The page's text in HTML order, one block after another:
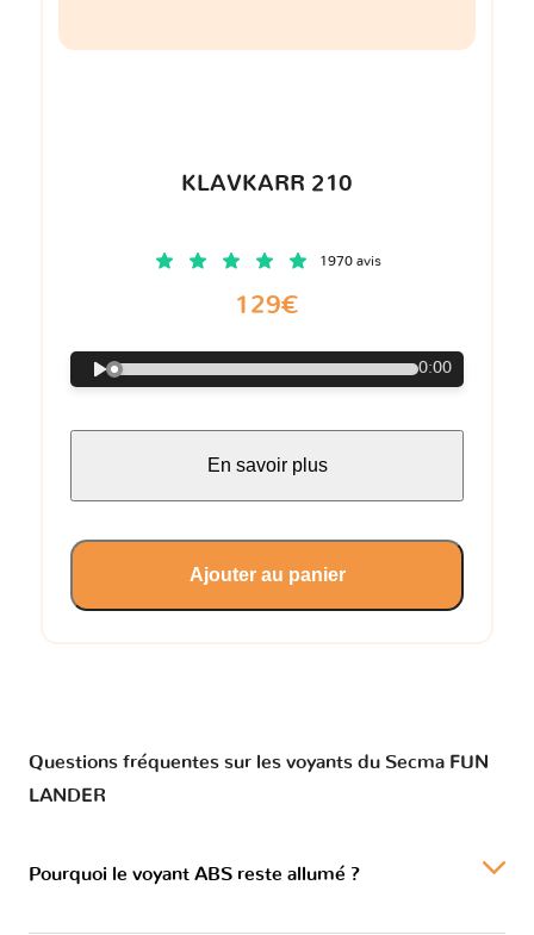
KLAVKARR 210
1970 avis
129€
0:00
En savoir plus
Ajouter au panier
Questions fréquentes sur les voyants du Secma FUN
LANDER
Pourquoi le voyant ABS reste allumé ?